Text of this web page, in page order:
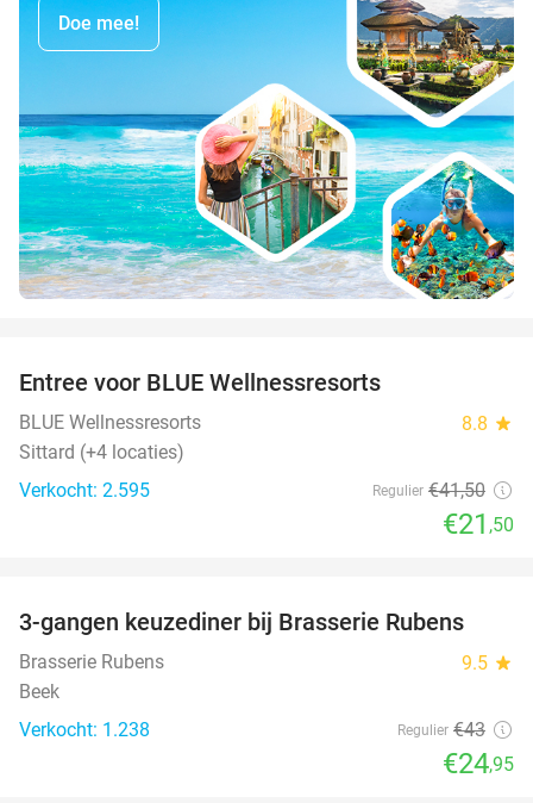
Doe mee!
Entree voor BLUE Wellnessresorts
BLUE Wellnessresorts 8.8 star
Sittard (+4 locaties)
Verkocht: 2.595
Regulier €41,50
€21 ,50
42%
3-gangen keuzediner bij Brasserie Rubens
Brasserie Rubens 9.5 star
Beek
Verkocht: 1.238
Regulier €43
€24,95